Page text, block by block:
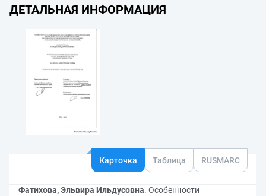
ДЕТАЛЬНАЯ ИНФОРМАЦИЯ
Карточка Таблица RUSMARC
Фатихова, Эльвира Ильдусовна. Особенности